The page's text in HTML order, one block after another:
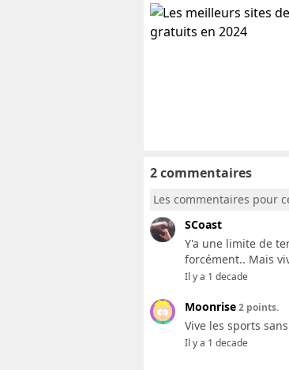
2 commentaires
Les commentaires pour
SCoast
Y'a une limite de
forcément.. Mais
Il y a 1 decade
Moonrise2 points.
Vive les sports
Il y a 1 decade